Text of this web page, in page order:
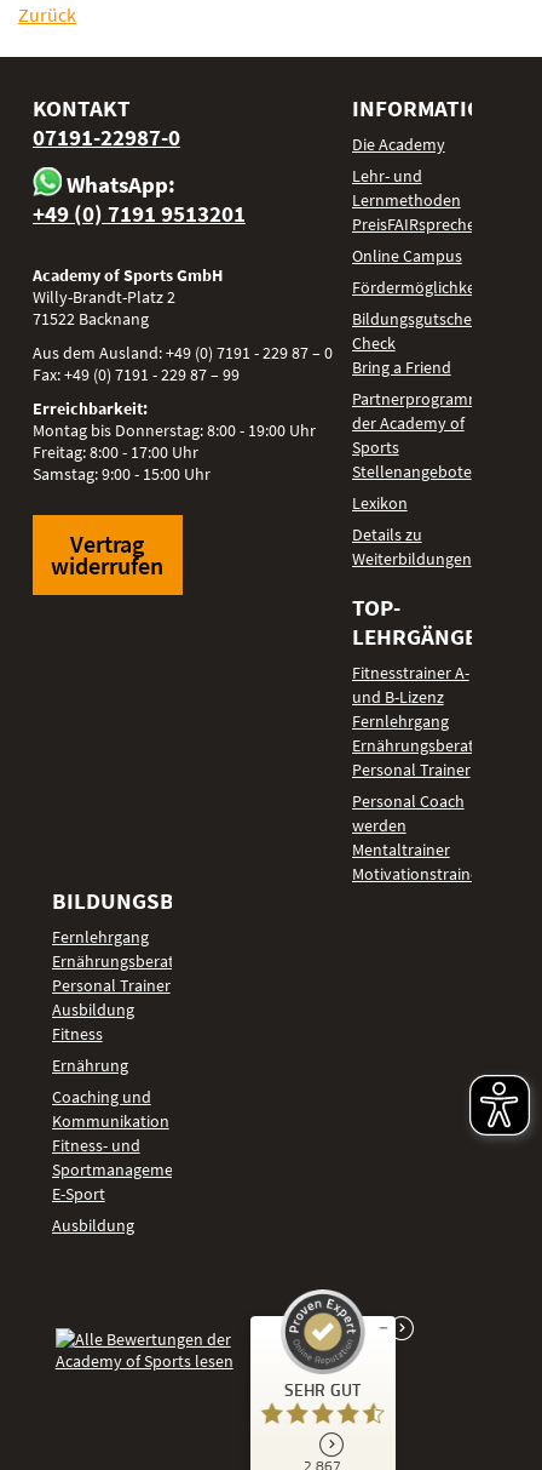
Zurück
KONTAKT
07191-22987-0
WhatsApp:
+49 (0) 7191 9513201
Academy of Sports GmbH
Willy-Brandt-Platz 2
71522 Backnang
Aus dem Ausland:+49 (0) 7191 - 229 87 – 0
Fax:+49 (0) 7191 - 229 87 – 99
Erreichbarkeit:
Montag bis Donnerstag: 8:00 - 19:00 Uhr
Freitag: 8:00 - 17:00 Uhr
Samstag: 9:00 - 15:00 Uhr
Vertrag
widerrufen
INFORMATIONEN
Die Academy
Lehr- und
Lernmethoden
PreisFAIRsprechen
Online Campus
Fördermöglichkeiten
Bildungsgutschein
Check
Bring a Friend
Partnerprogramm
der Academy of
Sports
Stellenangebote
Lexikon
Details zu
Weiterbildungen
TOP-
LEHRGÄNGE
Fitnesstrainer A-
und B-Lizenz
Fernlehrgang
Ernährungsberater
Personal Trainer
Personal Coach
werden
Mentaltrainer
Motivationstrainer
BILDUNGSBEREICHE
Fernlehrgang
Ernährungsberater
Personal Trainer
Ausbildung
Fitness
Ernährung
Coaching und
Kommunikation
Fitness- und
Sportmanagement
E-Sport
Ausbildung
SEHR GUT
2.867
Kundenbewertungen und Erfahrungen zu
Academy of Sports